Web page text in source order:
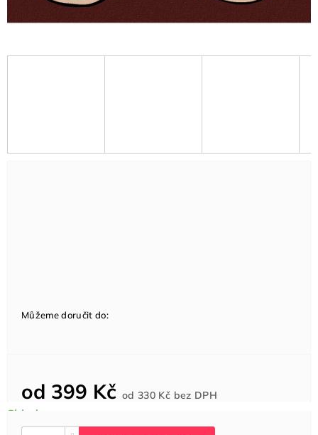
od 399 Kč od330 Kč bez DPHcena:
Můžeme doručit do: